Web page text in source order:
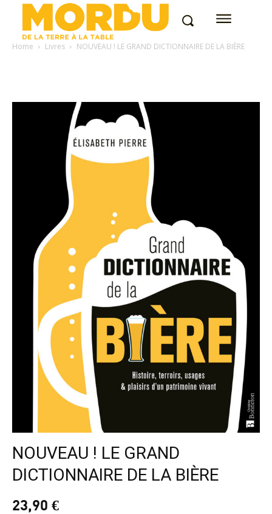
Home Livres NOUVEAU ! LE GRAND DICTIONNAIRE DE LA BIÈRE
NOUVEAU ! LE GRAND
DICTIONNAIRE DE LA BIÈRE
23,90 €